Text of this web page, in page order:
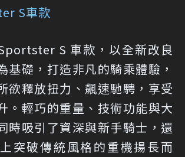
S車款
S 車款，以全新改良
基礎，打造非凡的騎乘體驗，
欲釋放扭力、飆速馳騁，享受
。輕巧的重量、技術功能與大
時吸引了資深與新手騎士，還
突破傳統風格的重機揚長而